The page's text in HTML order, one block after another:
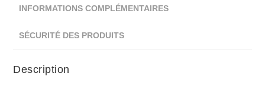
INFORMATIONS COMPLÉMENTAIRES
SÉCURITÉ DES PRODUITS
Description